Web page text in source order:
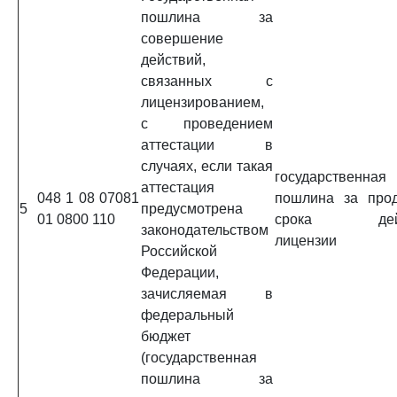
5
048 1 08 07081
01 0800 110
пошлина за
совершение
действий,
связанных с
лицензированием,
с проведением
аттестации в
случаях, если такая
аттестация
предусмотрена
законодательством
Российской
Федерации,
зачисляемая в
федеральный
бюджет
(государственная
пошлина за
государственная
пошлина за
срока
лицензии